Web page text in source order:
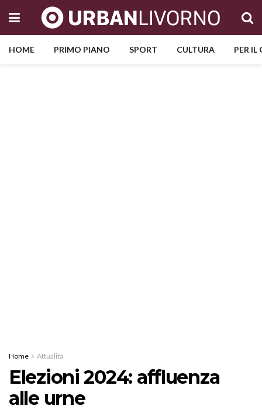
HOME PRIMO PIANO SPORT CULTURA PER
Home Attualità
Elezioni 2024: affluenza
alle urne